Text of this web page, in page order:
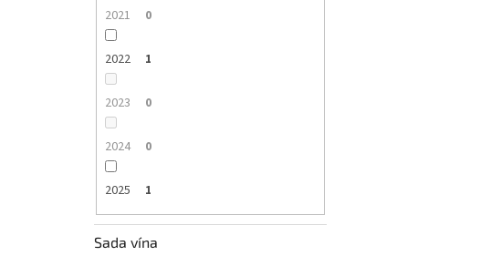
2021 0
2022 1
2023 0
2024 0
2025 1
Sada vína